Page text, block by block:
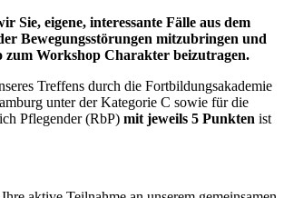
Sie, eigene, interessante Fälle aus dem
Bewegungsstörungen mitzubringen und
zum Workshop Charakter beizutragen.
Treffens durch die Fortbildungsakademie
unter der Kategorie C sowie für die
Pflegender (RbP) mit jeweils 5 Punkten ist